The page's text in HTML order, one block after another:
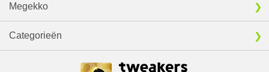
Megekko
Categorieën